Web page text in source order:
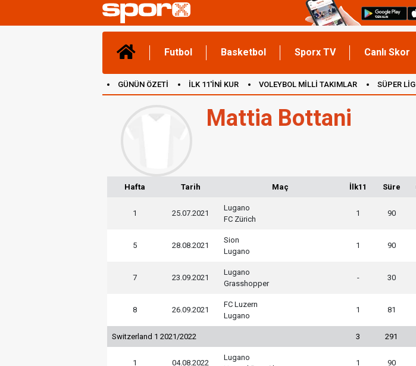
Futbol Basketbol Sporx TV Canlı Skor
GÜNÜN ÖZETİ İLK 11'İNİ KUR VOLEYBOL MİLLİ TAKIMLAR SÜPER LİG
Mattia Bottani
Hafta Tarih Maç İlk11 Süre
1 25.07.2021
Lugano
FC Zürich
1 90
5 28.08.2021
Sion
Lugano
1 90
7 23.09.2021
Lugano
Grasshopper
- 30
8 26.09.2021
FC Luzern
Lugano
1 81
Switzerland 1 2021/2022 3 291
1 04.08.2022
Lugano
1 90